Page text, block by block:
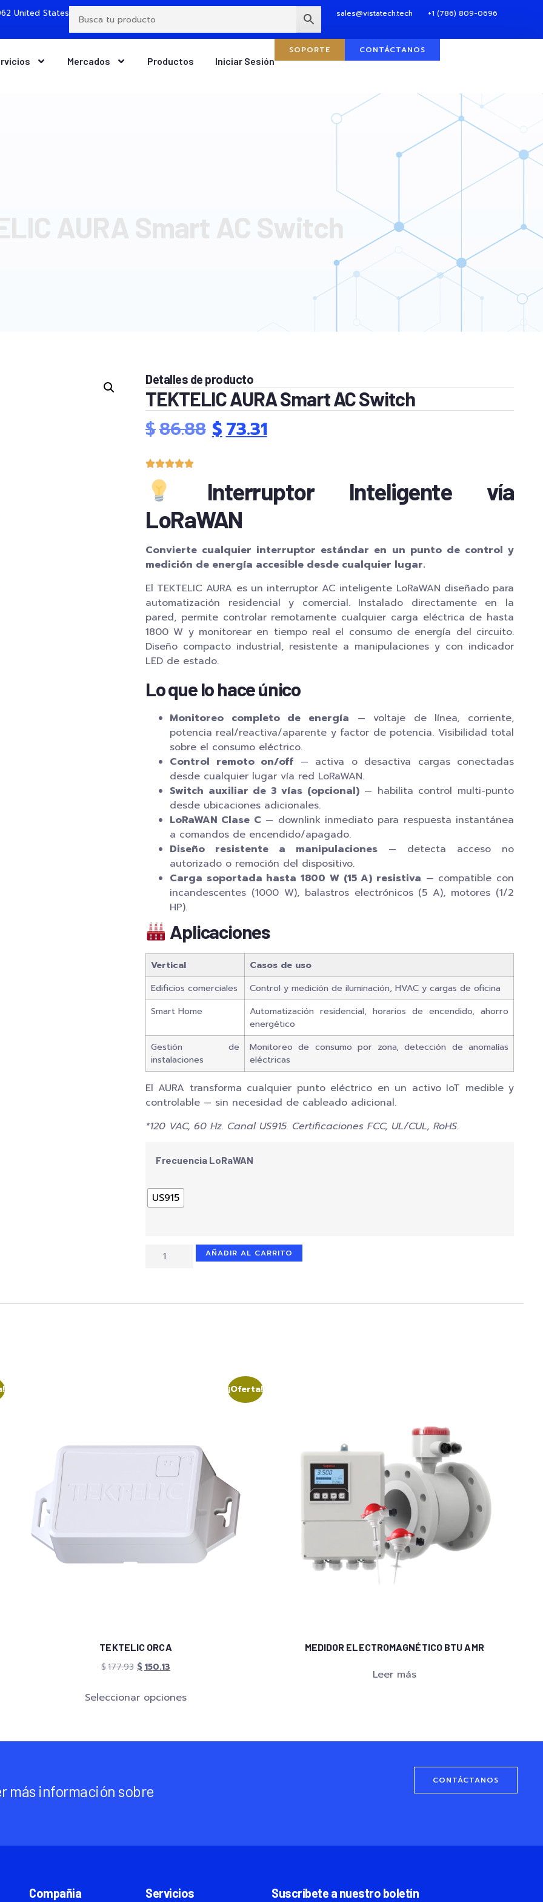
United States sales@vistatech.tech +1 (786) 809-0696
Mercados Productos Iniciar Sesión
SOPORTE CONTÁCTANOS
AURA Smart AC Switch
Detalles de producto
TEKTELIC AURA Smart AC Switch
$86.88 $73.31
Interruptor Inteligente vía
LoRaWAN
Convierte cualquier interruptor estándar en un punto de control y
medición de energía accesible desde cualquier lugar.
El TEKTELIC AURA es un interruptor AC inteligente LoRaWAN diseñado para
automatización residencial y comercial. Instalado directamente en la
pared, permite controlar remotamente cualquier carga eléctrica de hasta
1800 W y monitorear en tiempo real el consumo de energía del circuito.
Diseño compacto industrial, resistente a manipulaciones y con indicador
LED de estado.
Lo que lo hace único
Monitoreo completo de energía — voltaje de línea, corriente,
potencia real/reactiva/aparente y factor de potencia. Visibilidad total
sobre el consumo eléctrico.
Control remoto on/off — activa o desactiva cargas conectadas
desde cualquier lugar vía red LoRaWAN.
Switch auxiliar de 3 vías (opcional)— habilita control multi-punto
desde ubicaciones adicionales.
LoRaWAN Clase C — downlink inmediato para respuesta instantánea
a comandos de encendido/apagado.
Diseño resistente a manipulaciones — detecta acceso no
autorizado o remoción del dispositivo.
Carga soportada hasta 1800 W (15 A) resistiva — compatible con
incandescentes (1000 W), balastros electrónicos (5 A), motores (1/2
HP).
Aplicaciones
Vertical
Casos de uso
Edificios comerciales
Control y medición de iluminación, HVAC y cargas de oficina
Smart Home
Automatización residencial, horarios de encendido, ahorro
energético
Gestión de
instalaciones
Monitoreo de consumo por zona, detección de anomalías
eléctricas
El AURA transforma cualquier punto eléctrico en un activo IoT medible y
controlable — sin necesidad de cableado adicional.
*120 VAC, 60 Hz. Canal US915. Certificaciones FCC, UL/CUL, RoHS.
Frecuencia LoRaWAN
US915
AÑADIR AL CARRITO
¡Oferta!
TEKTELIC ORCA
$177.93 $ 150.13
Seleccionar opciones
MEDIDOR ELECTROMAGNÉTICO BTU AMR
Leer más
más información sobre
CONTÁCTANOS
Compañia Servicios
Suscríbete a nuestro boletín